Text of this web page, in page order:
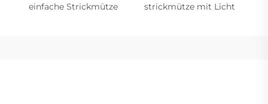
einfache Strickmütze strickmütze mit Licht